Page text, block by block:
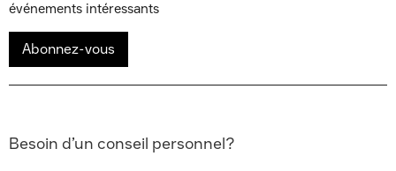
événements intéressants
Abonnez-vous
Besoin d’un conseil personnel?